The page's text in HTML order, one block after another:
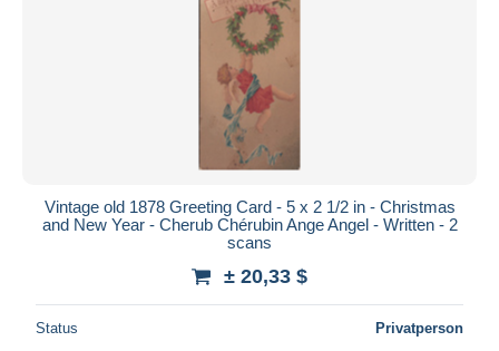
Vintage old 1878 Greeting Card - 5 x 2 1/2 in - Christmas
and New Year - Cherub Chérubin Ange Angel - Written - 2
scans
± 20,33 $
Status Privatperson